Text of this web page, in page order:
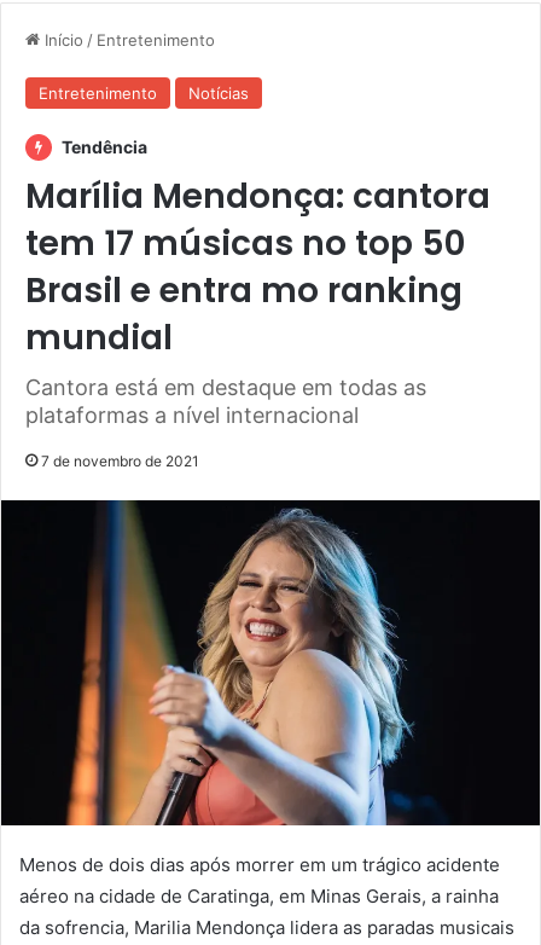
Início / Entretenimento
Entretenimento Notícias
Tendência
Marília Mendonça: cantora
tem 17 músicas no top 50
Brasil e entra mo ranking
mundial
Cantora está em destaque em todas as
plataformas a nível internacional
7 de novembro de 2021
Menos de dois dias após morrer em um trágico acidente
aéreo na cidade de Caratinga, em Minas Gerais, a rainha
da sofrencia, Marilia Mendonça lidera as paradas musicais